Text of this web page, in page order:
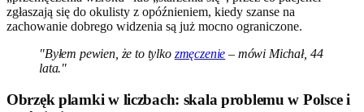
zgłaszają się do okulisty z opóźnieniem, kiedy szanse na
zachowanie dobrego widzenia są już mocno ograniczone.
"Byłem pewien, że to tylko zmęczenie – mówi Michał, 44
lata."
Obrzęk plamki w liczbach: skala problemu w Polsce i